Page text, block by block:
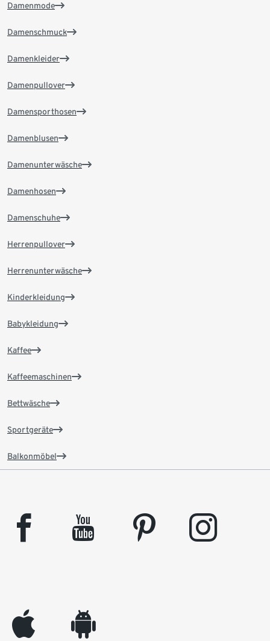
Damenmode
Damenschmuck
Damenkleider
Damenpullover
Damensporthosen
Damenblusen
Damenunterwäsche
Damenhosen
Damenschuhe
Herrenpullover
Herrenunterwäsche
Kinderkleidung
Babykleidung
Kaffee
Kaffeemaschinen
Bettwäsche
Sportgeräte
Balkonmöbel
facebook youtube pinterest instagram
appleinc android